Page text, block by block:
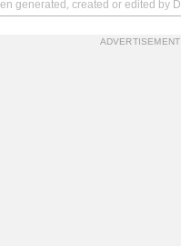
generated, created or edited by
ADVERTISEMENT